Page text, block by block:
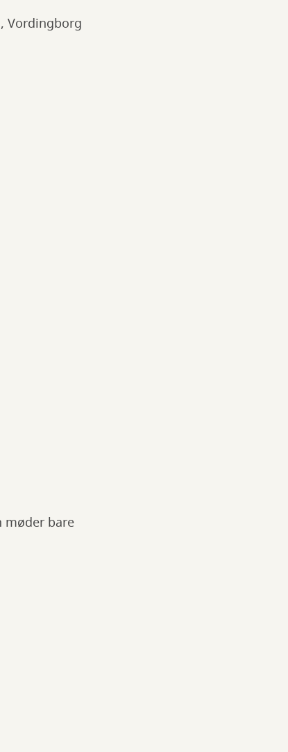
Vordingborg
møder bare